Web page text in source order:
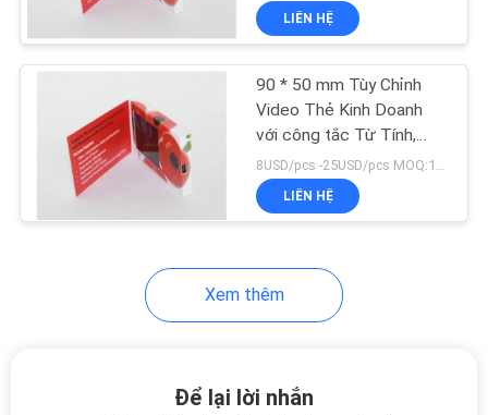
Bưu thiếp video
Trình gửi video
LIÊN HỆ
90 * 50 mm Tùy Chỉnh
Video Thẻ Kinh Doanh
với công tắc Từ Tính,
logo khởi động
8USD/pcs -25USD/pcs MOQ:1pcs
LIÊN HỆ
Xem thêm
Để lại lời nhắn